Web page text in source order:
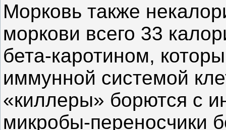
Морковь также
моркови всего 33
бета-каротином,
иммунной системой
«киллеры» борются с
микробы-переносчики